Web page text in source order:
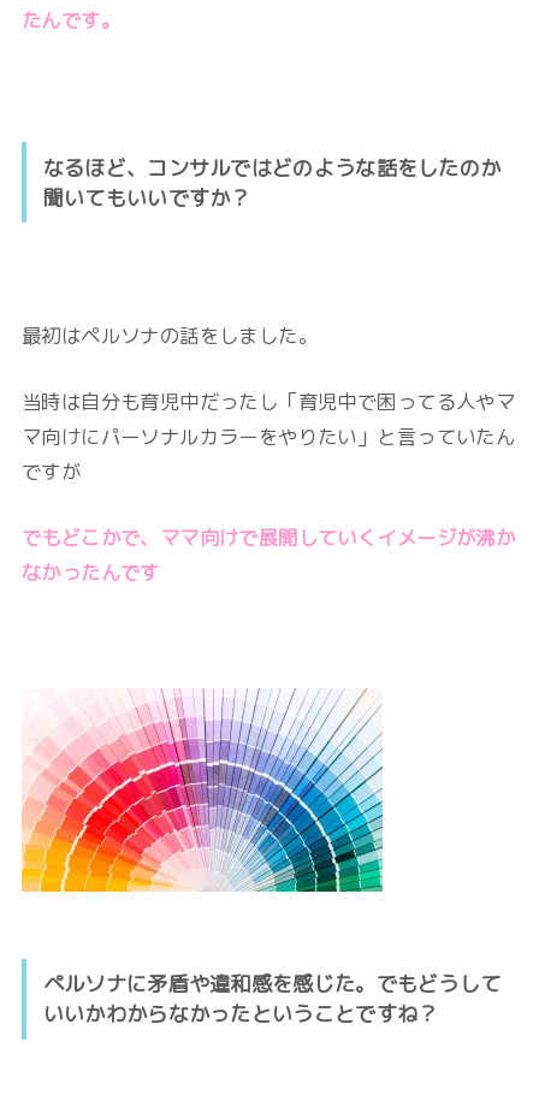
たんです。
なるほど、コンサルではどのような話をしたのか
聞いてもいいですか？
最初はペルソナの話をしました。
当時は自分も育児中だったし「育児中で困ってる人やマ
マ向けにパーソナルカラーをやりたい」と言っていたん
ですが
でもどこかで、ママ向けで展開していくイメージが沸か
なかったんです
ペルソナに矛盾や違和感を感じた。でもどうして
いいかわからなかったということですね？